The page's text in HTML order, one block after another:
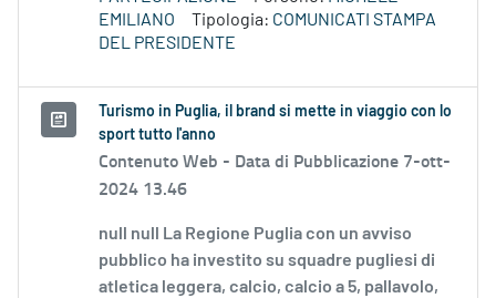
EMILIANO
Tipologia: COMUNICATI STAMPA
DEL PRESIDENTE
Turismo in Puglia, il brand si mette in viaggio con lo
sport tutto l'anno
Contenuto Web - Data di Pubblicazione 7-ott-
2024 13.46
null null La Regione Puglia con un avviso
pubblico ha investito su squadre pugliesi di
atletica leggera, calcio, calcio a 5, pallavolo,